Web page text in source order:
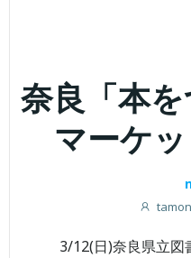
奈良「本
マーケ
tamon
3/12(日)奈良県立図